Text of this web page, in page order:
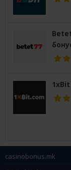
casinobonus.mk